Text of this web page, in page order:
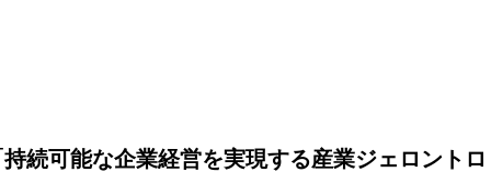
可能な企業経営を実現する産業ジェロントロ